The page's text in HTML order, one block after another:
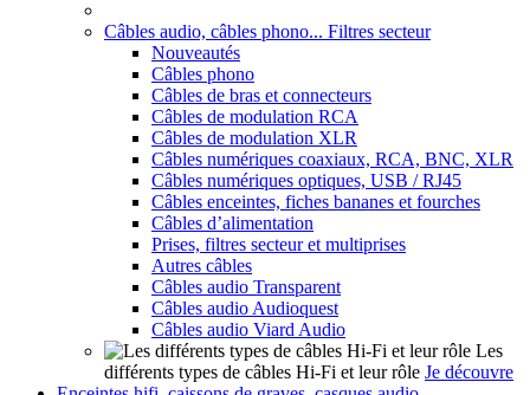
Câbles audio, câbles phono... Filtres secteur
Nouveautés
Câbles phono
Câbles de bras et connecteurs
Câbles de modulation RCA
Câbles de modulation XLR
Câbles numériques coaxiaux, RCA, BNC, XLR
Câbles numériques optiques, USB / RJ45
Câbles enceintes, fiches bananes et fourches
Câbles d’alimentation
Prises, filtres secteur et multiprises
Autres câbles
Câbles audio Transparent
Câbles audio Audioquest
Câbles audio Viard Audio
Les
différents types de câbles Hi-Fi et leur rôle Je découvre